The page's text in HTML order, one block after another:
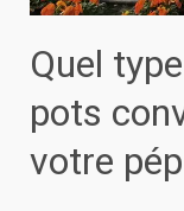
Quel
pots
votre